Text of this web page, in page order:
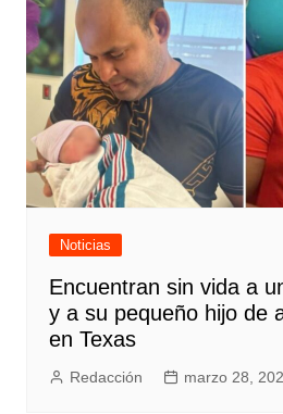
Noticias
Encuentran sin vida a
y a su pequeño hijo de
en Texas
Redacción marzo 28,